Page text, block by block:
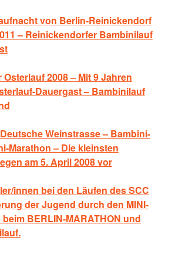
von Berlin-Reinickendorf
– Reinickendorfer Bambinilauf
2008 – Mit 9 Jahren
Dauergast – Bambinilauf
Weinstrasse – Bambini-
Marathon – Die kleinsten
am 5. April 2008 vor
innen bei den Läufen des SCC
der Jugend durch den MINI-
beim BERLIN-MARATHON und